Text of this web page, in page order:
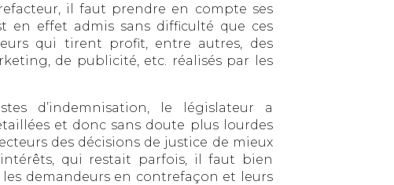
il faut prendre en compte ses
en effet admis sans difficulté que ces
qui tirent profit, entre autres, des
de publicité, etc. réalisés par les
d’indemnisation, le législateur a
et donc sans doute plus lourdes
des décisions de justice de mieux
qui restait parfois, il faut bien
demandeurs en contrefaçon et leurs